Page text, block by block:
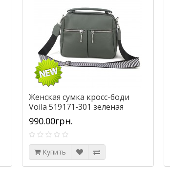
Женская сумка кросс-боди
Voila 519171-301 зеленая
990.00грн.
Купить